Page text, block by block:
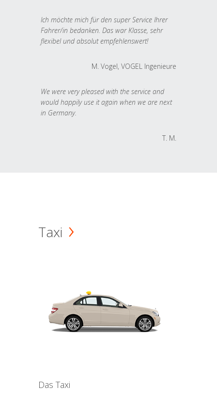
Ich möchte mich für den super Service Ihrer
Fahrer/in bedanken. Das war Klasse, sehr
flexibel und absolut empfehlenswert!
M. Vogel, VOGEL Ingenieure
We were very pleased with the service and
would happily use it again when we are next
in Germany.
T. M.
Taxi
Das Taxi